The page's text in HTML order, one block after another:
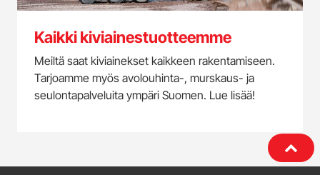
Kaikki kiviainestuotteemme
Meiltä saat kiviainekset kaikkeen rakentamiseen.
Tarjoamme myös avolouhinta-, murskaus- ja
seulontapalveluita ympäri Suomen. Lue lisää!